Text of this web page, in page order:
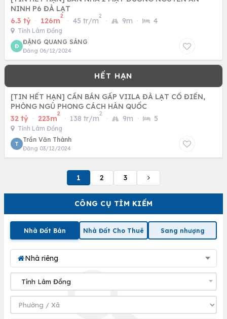
CÔNG CỤ TÌM KIẾM
Nhà Đất Bán Nhà Đất Cho Thuê Sang nhượng
Nhà riêng
NINH P6 ĐÀ LẠT
6.3 tỷ · 126m
2
· 45 tr/m
2
· 9m · 4
Tỉnh Lâm Đồng
Đ
ĐẶNG QUANG SÁNG
Đăng 06/12/2024
[TIN HẾT HẠN] CẦN BÁN GẤP VIILA ĐÀ LẠT CỔ ĐIỂN,
PHÒNG NGỦ PHONG CÁCH HÀN QUỐC
32 tỷ · 223m
2
· 138 tr/m
2
· 9m · 5
Tỉnh Lâm Đồng
T
Trần Văn Thành
Đăng 03/12/2024
1 2 3